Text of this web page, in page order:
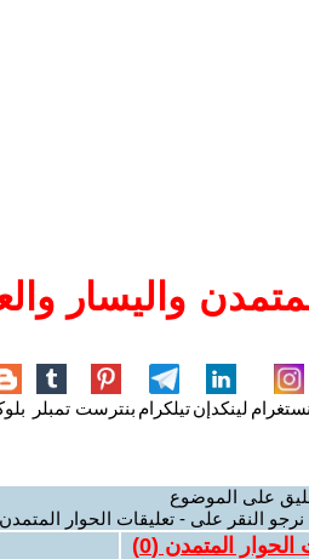
واليسار
لينكدإنتيلكرام بنترست تمبلر
على الموضوع
النقر على - تعليقات الحوار
الحوار المتمدن (0
)